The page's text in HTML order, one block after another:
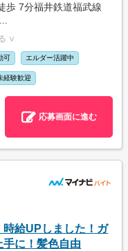
歩 7分福井鉄道福武線
∨
可 エルダー活躍中
経験歓迎
応募画面に進む
時給UPしました！ガ
手に！髪色自由